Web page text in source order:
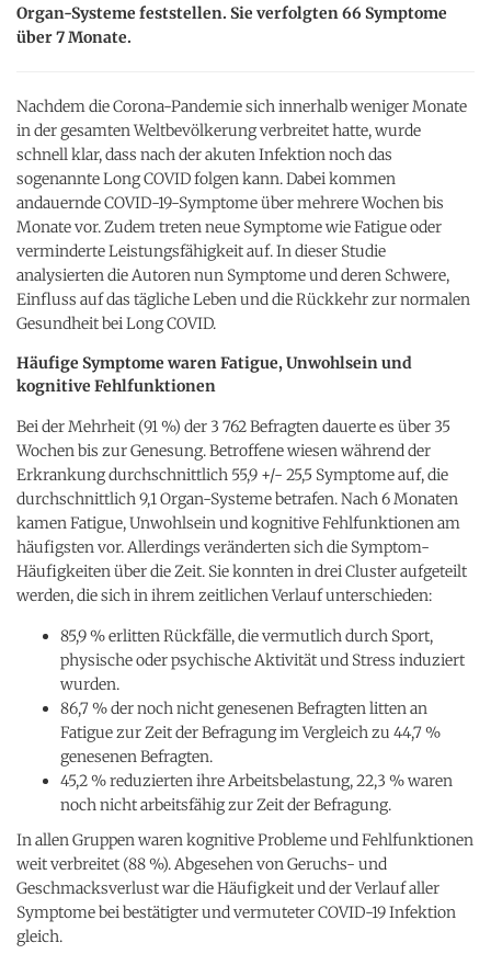
Organ-Systeme feststellen. Sie verfolgten 66 Symptome
über 7 Monate.
Nachdem die Corona-Pandemie sich innerhalb weniger Monate
in der gesamten Weltbevölkerung verbreitet hatte, wurde
schnell klar, dass nach der akuten Infektion noch das
sogenannte Long COVID folgen kann. Dabei kommen
andauernde COVID-19-Symptome über mehrere Wochen bis
Monate vor. Zudem treten neue Symptome wie Fatigue oder
verminderte Leistungsfähigkeit auf. In dieser Studie
analysierten die Autoren nun Symptome und deren Schwere,
Einfluss auf das tägliche Leben und die Rückkehr zur normalen
Gesundheit bei Long COVID.
Häufige Symptome waren Fatigue, Unwohlsein und
kognitive Fehlfunktionen
Bei der Mehrheit (91 %) der 3 762 Befragten dauerte es über 35
Wochen bis zur Genesung. Betroffene wiesen während der
Erkrankung durchschnittlich 55,9 +/- 25,5 Symptome auf, die
durchschnittlich 9,1 Organ-Systeme betrafen. Nach 6 Monaten
kamen Fatigue, Unwohlsein und kognitive Fehlfunktionen am
häufigsten vor. Allerdings veränderten sich die Symptom-
Häufigkeiten über die Zeit. Sie konnten in drei Cluster aufgeteilt
werden, die sich in ihrem zeitlichen Verlauf unterschieden:
85,9 % erlitten Rückfälle, die vermutlich durch Sport,
physische oder psychische Aktivität und Stress induziert
wurden.
86,7 % der noch nicht genesenen Befragten litten an
Fatigue zur Zeit der Befragung im Vergleich zu 44,7 %
genesenen Befragten.
45,2 % reduzierten ihre Arbeitsbelastung, 22,3 % waren
noch nicht arbeitsfähig zur Zeit der Befragung.
In allen Gruppen waren kognitive Probleme und Fehlfunktionen
weit verbreitet (88 %). Abgesehen von Geruchs- und
Geschmacksverlust war die Häufigkeit und der Verlauf aller
Symptome bei bestätigter und vermuteter COVID-19 Infektion
gleich.